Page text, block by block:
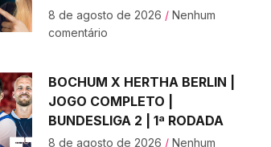
8 de agosto de 2026 Nenhum
comentário
BOCHUM X HERTHA BERLIN |
JOGO COMPLETO |
BUNDESLIGA 2 | 1ª RODADA
8 de agosto de 2026 Nenhum